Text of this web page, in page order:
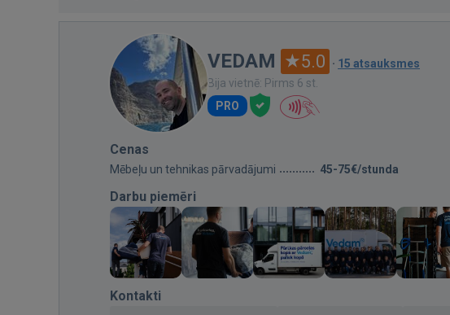
VEDAM 5.0 · 15 atsauksmes
Bija vietnē: Pirms 6 st.
PRO
Cenas
Mēbeļu un tehnikas pārvadājumi 45-75€/stunda
Darbu piemēri
Kontakti